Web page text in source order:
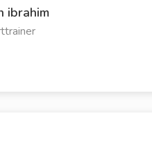
ibrahim